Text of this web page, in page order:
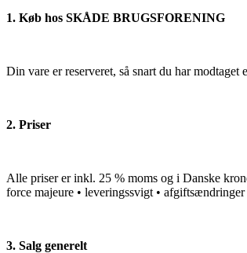
1. Køb hos SKÅDE BRUGSFORENING
Din vare er reserveret, så snart du har
2. Priser
Alle priser er inkl. 25 % moms og i Danske
force majeure • leveringssvigt •
3. Salg generelt